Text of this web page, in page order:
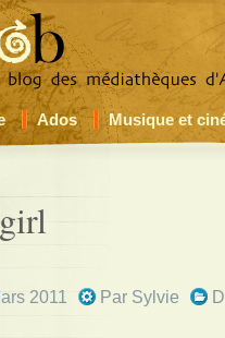
Ados Musique et
2011 Par Sylvie